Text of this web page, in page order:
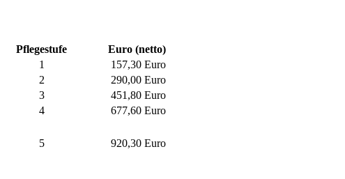
Pflegestufe
Euro (netto)
1
157,30 Euro
2
290,00 Euro
3
451,80 Euro
4
677,60 Euro
5 920,30 Euro